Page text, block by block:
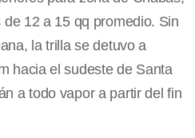
12 a 15 qq promedio. Sin
la trilla se detuvo a
hacia el sudeste de Santa
a todo vapor a partir del fin